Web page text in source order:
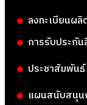
ลงทะเบียนผ
การรับประกั
ประชาสัมพันธ์
แผนสนับสนุน